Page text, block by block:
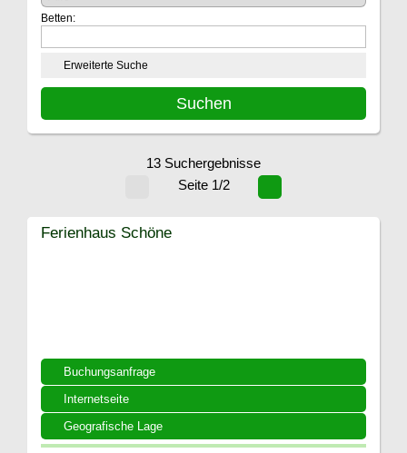
Betten:
Erweiterte Suche
13 Suchergebnisse
Seite 1/2
Buchungsanfrage
Internetseite
Geografische Lage
Ferienhaus Schöne